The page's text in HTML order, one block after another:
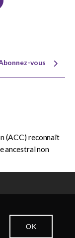
EN
vous
(ACC) reconnaît
ancestral non
OK